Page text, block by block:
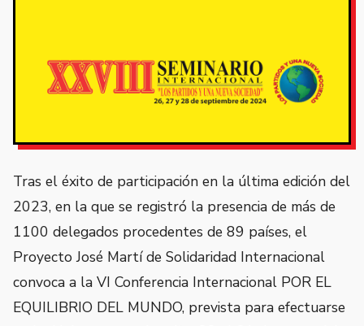
Tras el éxito de participación en la última edición del
2023, en la que se registró la presencia de más de
1100 delegados procedentes de 89 países, el
Proyecto José Martí de Solidaridad Internacional
convoca a la VI Conferencia Internacional POR EL
EQUILIBRIO DEL MUNDO, prevista para efectuarse